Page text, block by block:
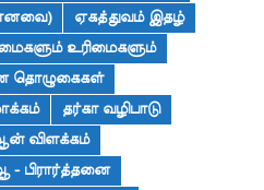
ஏகத்துவம் இதழ்
உரிமைகளும்
தொழுகைகள்
தர்கா வழிபாடு
விளக்கம்
- பிரார்த்தனை